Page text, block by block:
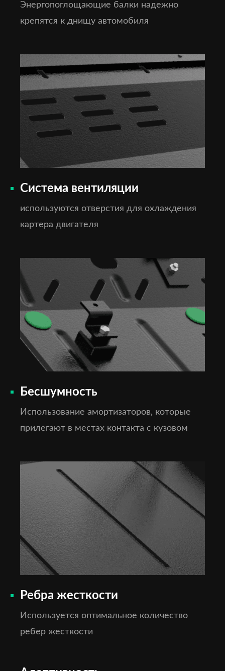
Энергопоглощающие балки надежно
крепятся к днищу автомобиля
Система вентиляции
используются отверстия для охлаждения
картера двигателя
Бесшумность
Использование амортизаторов, которые
прилегают в местах контакта с кузовом
Ребра жесткости
Используется оптимальное количество
ребер жесткости